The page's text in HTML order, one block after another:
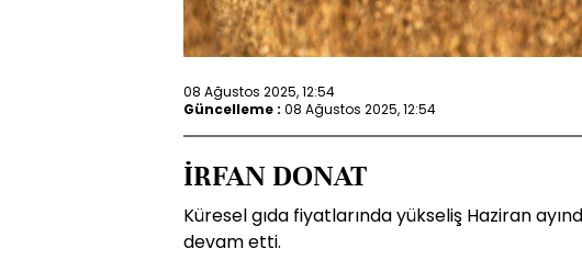
08 Ağustos 2025, 12:54
Güncelleme : 08 Ağustos 2025, 12:54
İRFAN DONAT
Küresel gıda fiyatlarında yükseliş Haziran
devam etti.